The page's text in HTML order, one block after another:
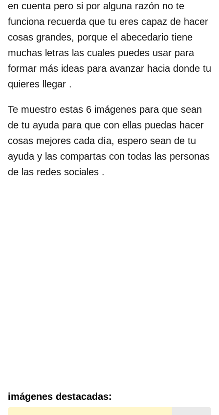
en cuenta pero si por alguna razón no te
funciona recuerda que tu eres capaz de hacer
cosas grandes, porque el abecedario tiene
muchas letras las cuales puedes usar para
formar más ideas para avanzar hacia donde tu
quieres llegar .
Te muestro estas 6 imágenes para que sean
de tu ayuda para que con ellas puedas hacer
cosas mejores cada día, espero sean de tu
ayuda y las compartas con todas las personas
de las redes sociales .
imágenes destacadas: